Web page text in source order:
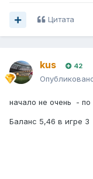
El Daklyeh
GREECE: Gamma
Цитата
kus 42
начало не очень - по
Баланс 5,46 в игре 3